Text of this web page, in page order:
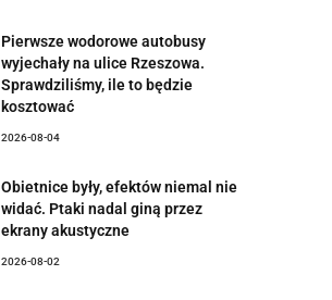
Pierwsze wodorowe autobusy
wyjechały na ulice Rzeszowa.
Sprawdziliśmy, ile to będzie
kosztować
2026-08-04
Obietnice były, efektów niemal nie
widać. Ptaki nadal giną przez
ekrany akustyczne
2026-08-02